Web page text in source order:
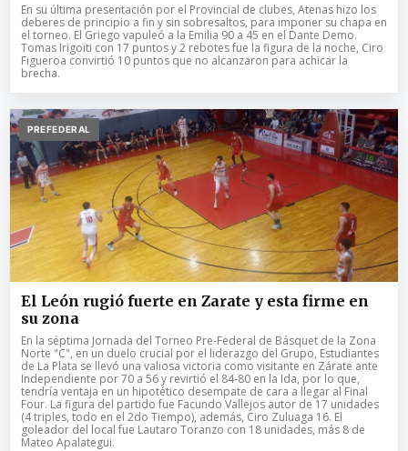
En su última presentación por el Provincial de clubes, Atenas hizo los
deberes de principio a fin y sin sobresaltos, para imponer su chapa en
el torneo. El Griego vapuleó a la Emilia 90 a 45 en el Dante Demo.
Tomas Irigoiti con 17 puntos y 2 rebotes fue la figura de la noche, Ciro
Figueroa convirtió 10 puntos que no alcanzaron para achicar la
brecha.
PREFEDERAL
El León rugió fuerte en Zarate y esta firme en
su zona
En la séptima Jornada del Torneo Pre-Federal de Básquet de la Zona
Norte "C", en un duelo crucial por el liderazgo del Grupo, Estudiantes
de La Plata se llevó una valiosa victoria como visitante en Zárate ante
Independiente por 70 a 56 y revirtió el 84-80 en la Ida, por lo que,
tendría ventaja en un hipotético desempate de cara a llegar al Final
Four. La figura del partido fue Facundo Vallejos autor de 17 unidades
(4 triples, todo en el 2do Tiempo), además, Ciro Zuluaga 16. El
goleador del local fue Lautaro Toranzo con 18 unidades, más 8 de
Mateo Apalategui.